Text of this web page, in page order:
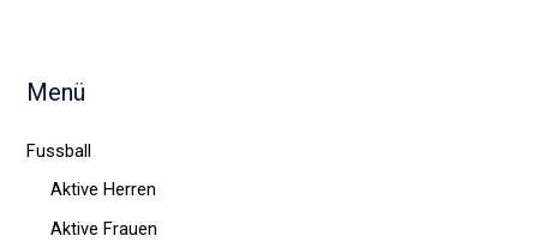
Menü
Fussball
Aktive Herren
Aktive Frauen